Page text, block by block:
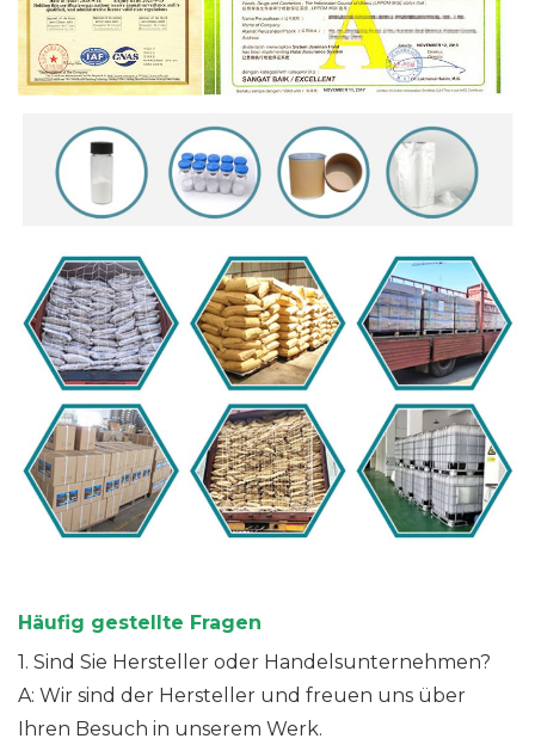
Häufig gestellte Fragen
1. Sind Sie Hersteller oder Handelsunternehmen?
A: Wir sind der Hersteller und freuen uns über
Ihren Besuch in unserem Werk.